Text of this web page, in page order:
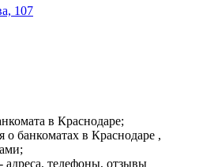
107
в Краснодаре;
банкоматах в Краснодаре ,
адреса, телефоны, отзывы